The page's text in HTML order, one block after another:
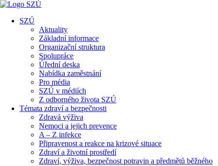
SZÚ
Aktuality
Základní informace
Organizační struktura
Spolupráce
Úřední deska
Nabídka zaměstnání
Pro média
SZÚ v médiích
Z odborného života SZÚ
Témata zdraví a bezpečnosti
Zdravá výživa
Nemoci a jejich prevence
A – Z infekce
Připravenost a reakce na krizové situace
Zdraví a životní prostředí
Zdraví, výživa, bezpečnost potravin a předmětů běžného